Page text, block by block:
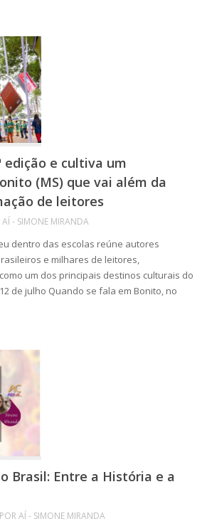
edição e cultiva um
(MS) que vai além da
de leitores
AÍ - SIMONE MIRANDA
dentro das escolas reúne autores
e milhares de leitores,
um dos principais destinos culturais do
de julho Quando se fala em Bonito, no
Brasil: Entre a História e a
AÍ - SIMONE MIRANDA